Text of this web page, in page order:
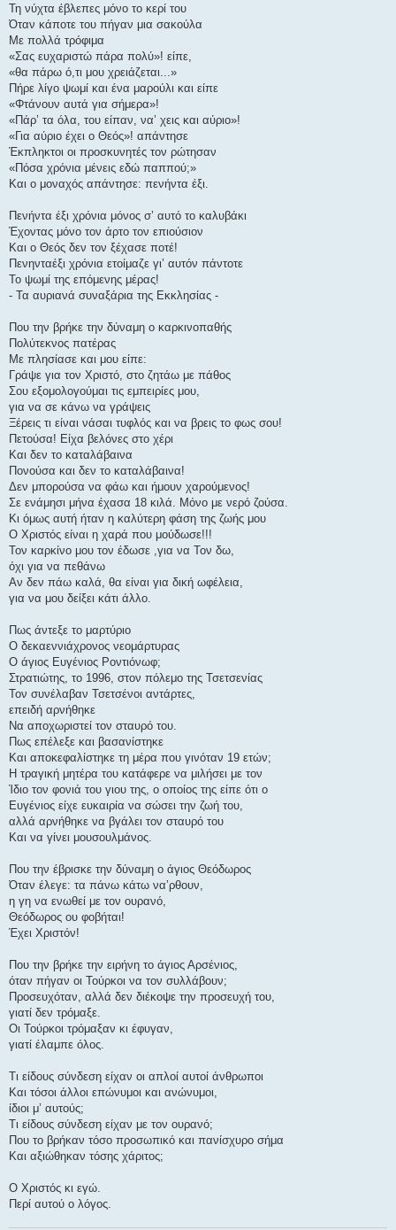
Τη νύχτα έβλεπες μόνο το κερί του
Όταν κάποτε του πήγαν μια σακούλα
Με πολλά τρόφιμα
«Σας ευχαριστώ πάρα πολύ»! είπε,
«θα πάρω ό,τι μου χρειάζεται...»
Πήρε λίγο ψωμί και ένα μαρούλι και είπε
«Φτάνουν αυτά για σήμερα»!
«Πάρ’ τα όλα, του είπαν, να’ χεις και αύριο»!
«Για αύριο έχει ο Θεός»! απάντησε
Έκπληκτοι οι προσκυνητές τον ρώτησαν
«Πόσα χρόνια μένεις εδώ παππού;»
Και ο μοναχός απάντησε: πενήντα έξι.
Πενήντα έξι χρόνια μόνος σ’ αυτό το καλυβάκι
Έχοντας μόνο τον άρτο τον επιούσιον
Και ο Θεός δεν τον ξέχασε ποτέ!
Πενηνταέξι χρόνια ετοίμαζε γι’ αυτόν πάντοτε
Το ψωμί της επόμενης μέρας!
- Τα αυριανά συναξάρια της Εκκλησίας -
Που την βρήκε την δύναμη ο καρκινοπαθής
Πολύτεκνος πατέρας
Με πλησίασε και μου είπε:
Γράψε για τον Χριστό, στο ζητάω με πάθος
Σου εξομολογούμαι τις εμπειρίες μου,
για να σε κάνω να γράψεις
Ξέρεις τι είναι νάσαι τυφλός και να βρεις το φως σου!
Πετούσα! Είχα βελόνες στο χέρι
Και δεν το καταλάβαινα
Πονούσα και δεν το καταλάβαινα!
Δεν μπορούσα να φάω και ήμουν χαρούμενος!
Σε ενάμησι μήνα έχασα 18 κιλά. Μόνο με νερό ζούσα.
Κι όμως αυτή ήταν η καλύτερη φάση της ζωής μου
Ο Χριστός είναι η χαρά που μούδωσε!!!
Τον καρκίνο μου τον έδωσε ,για να Τον δω,
όχι για να πεθάνω
Αν δεν πάω καλά, θα είναι για δική ωφέλεια,
για να μου δείξει κάτι άλλο.
Πως άντεξε το μαρτύριο
Ο δεκαεννιάχρονος νεομάρτυρας
Ο άγιος Ευγένιος Ροντιόνωφ;
Στρατιώτης, το 1996, στον πόλεμο της Τσετσενίας
Τον συνέλαβαν Τσετσένοι αντάρτες,
επειδή αρνήθηκε
Να αποχωριστεί τον σταυρό του.
Πως επέλεξε και βασανίστηκε
Και αποκεφαλίστηκε τη μέρα που γινόταν 19 ετών;
Η τραγική μητέρα του κατάφερε να μιλήσει με τον
Ίδιο τον φονιά του γιου της, ο οποίος της είπε ότι ο
Ευγένιος είχε ευκαιρία να σώσει την ζωή του,
αλλά αρνήθηκε να βγάλει τον σταυρό του
Και να γίνει μουσουλμάνος.
Που την έβρισκε την δύναμη ο άγιος Θεόδωρος
Όταν έλεγε: τα πάνω κάτω να’ρθουν,
η γη να ενωθεί με τον ουρανό,
Θεόδωρος ου φοβήται!
Έχει Χριστόν!
Που την βρήκε την ειρήνη το άγιος Αρσένιος,
όταν πήγαν οι Τούρκοι να τον συλλάβουν;
Προσευχόταν, αλλά δεν διέκοψε την προσευχή του,
γιατί δεν τρόμαξε.
Οι Τούρκοι τρόμαξαν κι έφυγαν,
γιατί έλαμπε όλος.
Τι είδους σύνδεση είχαν οι απλοί αυτοί άνθρωποι
Και τόσοι άλλοι επώνυμοι και ανώνυμοι,
ίδιοι μ’ αυτούς;
Τι είδους σύνδεση είχαν με τον ουρανό;
Που το βρήκαν τόσο προσωπικό και πανίσχυρο σήμα
Και αξιώθηκαν τόσης χάριτος;
Ο Χριστός κι εγώ.
Περί αυτού ο λόγος.